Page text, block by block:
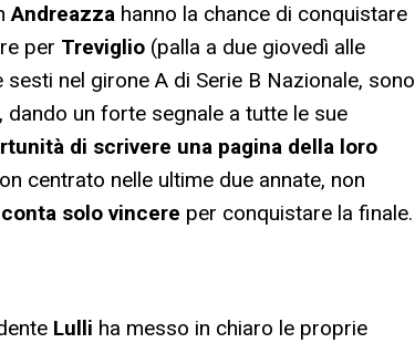
Andreazza hanno la chance di conquistare
per Treviglio (palla a due giovedì alle
nel girone A di Serie B Nazionale, sono
un forte segnale a tutte le sue
di scrivere una pagina della loro
centrato nelle ultime due annate, non
conta solo vincere per conquistare la finale.
Lulli ha messo in chiaro le proprie